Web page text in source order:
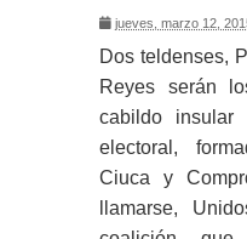
jueves, marzo 12,
Dos teldenses,
Reyes serán
cabildo
electoral,
Ciuca y
llamarse,